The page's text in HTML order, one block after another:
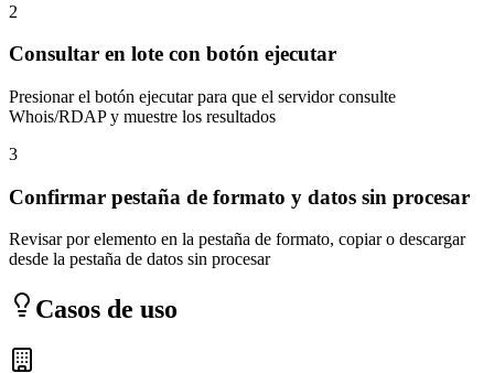
2
Consultar en lote con botón ejecutar
Presionar el botón ejecutar para que el servidor consulte
Whois/RDAP y muestre los resultados
3
Confirmar pestaña de formato y datos sin procesar
Revisar por elemento en la pestaña de formato, copiar o descargar
desde la pestaña de datos sin procesar
Casos de uso